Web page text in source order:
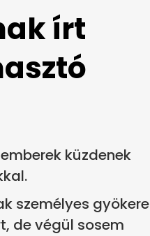
írt
küzdenek
személyes gyökere
de végül sosem